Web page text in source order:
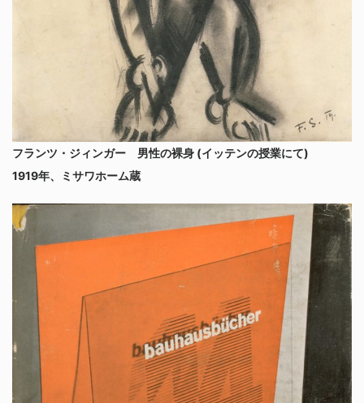
フランツ・ジィンガー 男性の裸身 (イッテンの授業にて)
1919年、ミサワホーム蔵